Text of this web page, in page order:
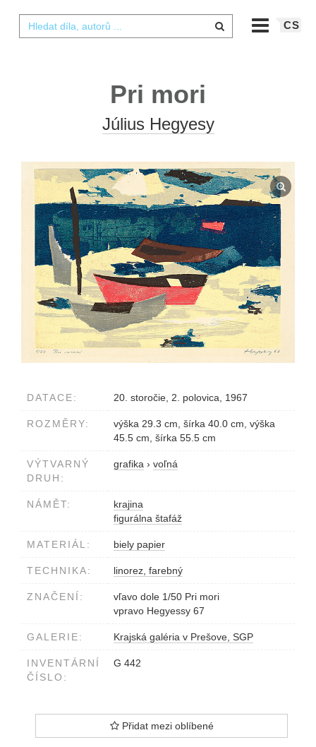
CS
Pri mori
Július Hegyesy
DATACE: 20. storočie, 2. polovica, 1967
ROZMĚRY:
výška 29.3 cm, šírka 40.0 cm, výška
45.5 cm, šírka 55.5 cm
VÝTVARNÝ
DRUH:
grafika › voľná
NÁMĚT:
krajina
figurálna štafáž
MATERIÁL: biely papier
TECHNIKA: linorez, farebný
ZNAČENÍ:
vľavo dole 1/50 Pri mori
vpravo Hegyessy 67
GALERIE: Krajská galéria v Prešove, SGP
INVENTÁRNÍ
ČÍSLO:
G 442
Přidat mezi oblíbené